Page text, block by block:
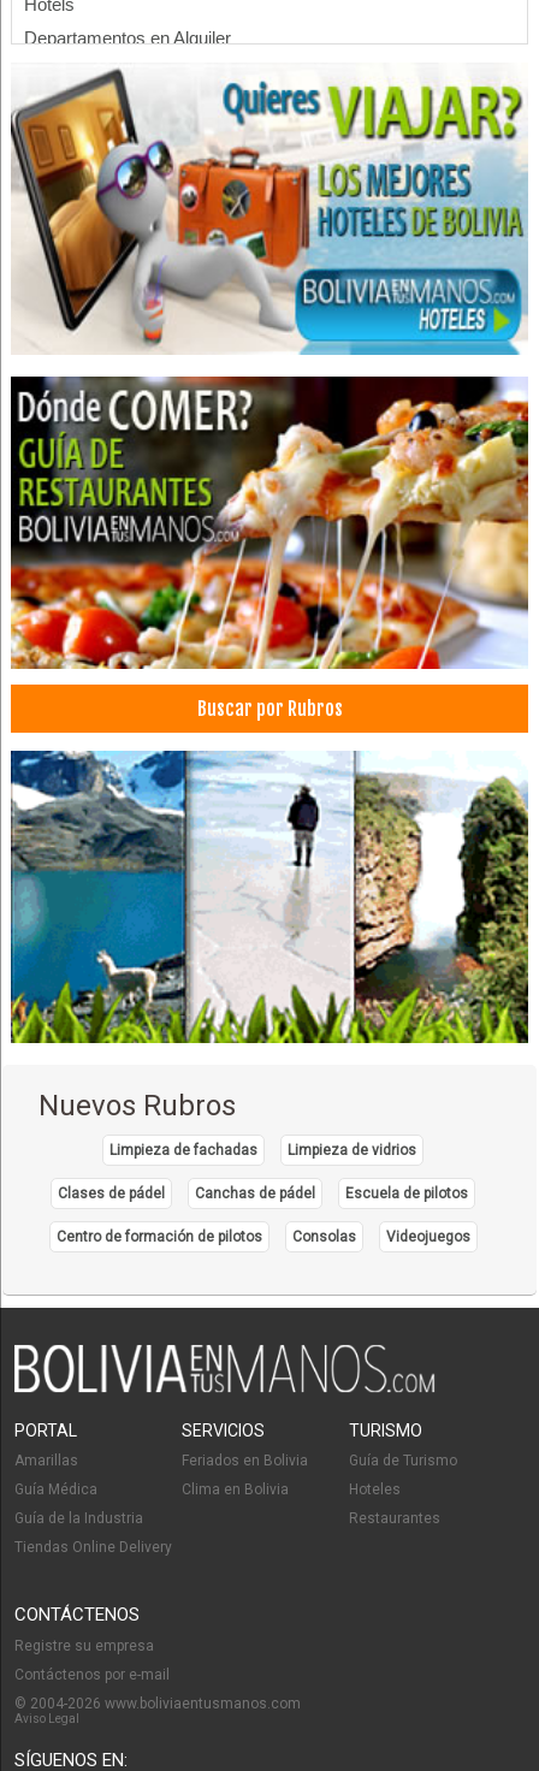
Hotels
Departamentos en Alquiler
Complejos Turísticos
Turismo Ecológico
Buscar por Rubros
Nuevos Rubros
Limpieza de fachadas Limpieza de vidrios
Clases de pádel Canchas de pádel Escuela de pilotos
Centro de formación de pilotos Consolas Videojuegos
PORTAL
Amarillas
Guía Médica
Guía de la Industria
Tiendas Online Delivery
SERVICIOS
Feriados en Bolivia
Clima en Bolivia
TURISMO
Guía de Turismo
Hoteles
Restaurantes
CONTÁCTENOS
Registre su empresa
Contáctenos por e-mail
© 2004-2026 www.boliviaentusmanos.com
Aviso Legal
SÍGUENOS EN: